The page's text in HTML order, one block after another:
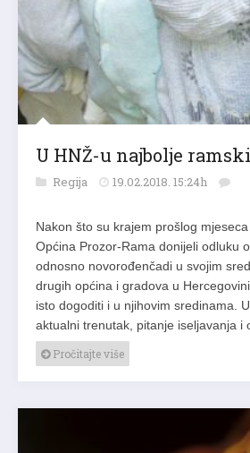
U HNŽ-u najbolje
Regija 19.02.2018. 15:24h
Nakon što su krajem prošlog
Općina Prozor-Rama donijeli odluku
odnosno novorođenčadi u svojim
drugih općina i gradova u
isto dogoditi i u njihovim sredinama.
aktualni trenutak, pitanje iseljavanja i
Pročitajte više